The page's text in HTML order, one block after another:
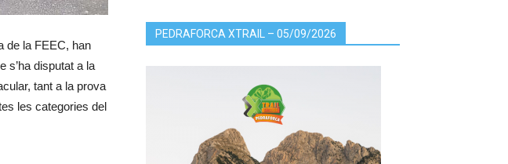
de la FEEC, han
s’ha disputat a la
tant a la prova
les categories del
PEDRAFORCA XTRAIL – 05/09/2026